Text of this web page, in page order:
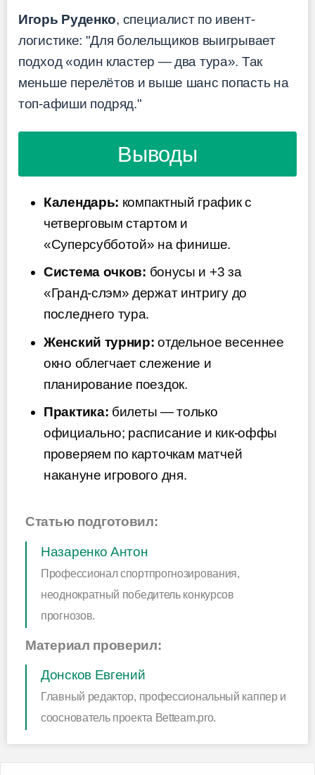
Игорь Руденко, специалист по ивент-
логистике: "Для болельщиков выигрывает
подход «один кластер — два тура». Так
меньше перелётов и выше шанс попасть на
топ-афиши подряд."
Выводы
Календарь: компактный график с
четверговым стартом и
«Суперсубботой» на финише.
Система очков: бонусы и +3 за
«Гранд-слэм» держат интригу до
последнего тура.
Женский турнир: отдельное весеннее
окно облегчает слежение и
планирование поездок.
Практика: билеты — только
официально; расписание и кик-оффы
проверяем по карточкам матчей
накануне игрового дня.
Статью подготовил:
Назаренко Антон
Профессионал спортпрогнозирования,
неоднократный победитель конкурсов
прогнозов.
Материал проверил:
Донсков Евгений
Главный редактор, профессиональный каппер и
сооснователь проекта Betteam.pro.